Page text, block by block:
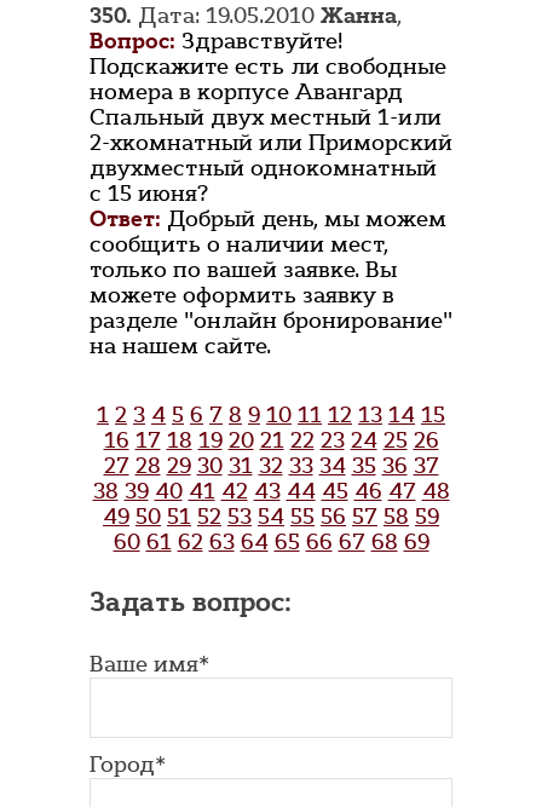
350. Дата: 19.05.2010 Жанна,
Вопрос: Здравствуйте!
Подскажите есть ли свободные
номера в корпусе Авангард
Спальный двух местный 1-или
2-хкомнатный или Приморский
двухместный однокомнатный
с 15 июня?
Ответ: Добрый день, мы можем
сообщить о наличии мест,
только по вашей заявке. Вы
можете оформить заявку в
разделе "онлайн бронирование"
на нашем сайте.
1 2 3 4 5 6 7 8 9 10 11 12 13 14 15
16 17 18 19 20 21 22 23 24 25 26
27 28 29 30 31 32 33 34 35 36 37
38 39 40 41 42 43 44 45 46 47 48
49 50 51 52 53 54 55 56 57 58 59
60 61 62 63 64 65 66 67 68 69
Задать вопрос:
Ваше имя*
Город*